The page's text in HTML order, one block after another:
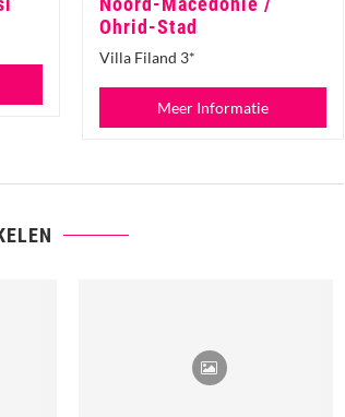
Ohrid-Stad
Villa Filand 3*
Meer Informatie